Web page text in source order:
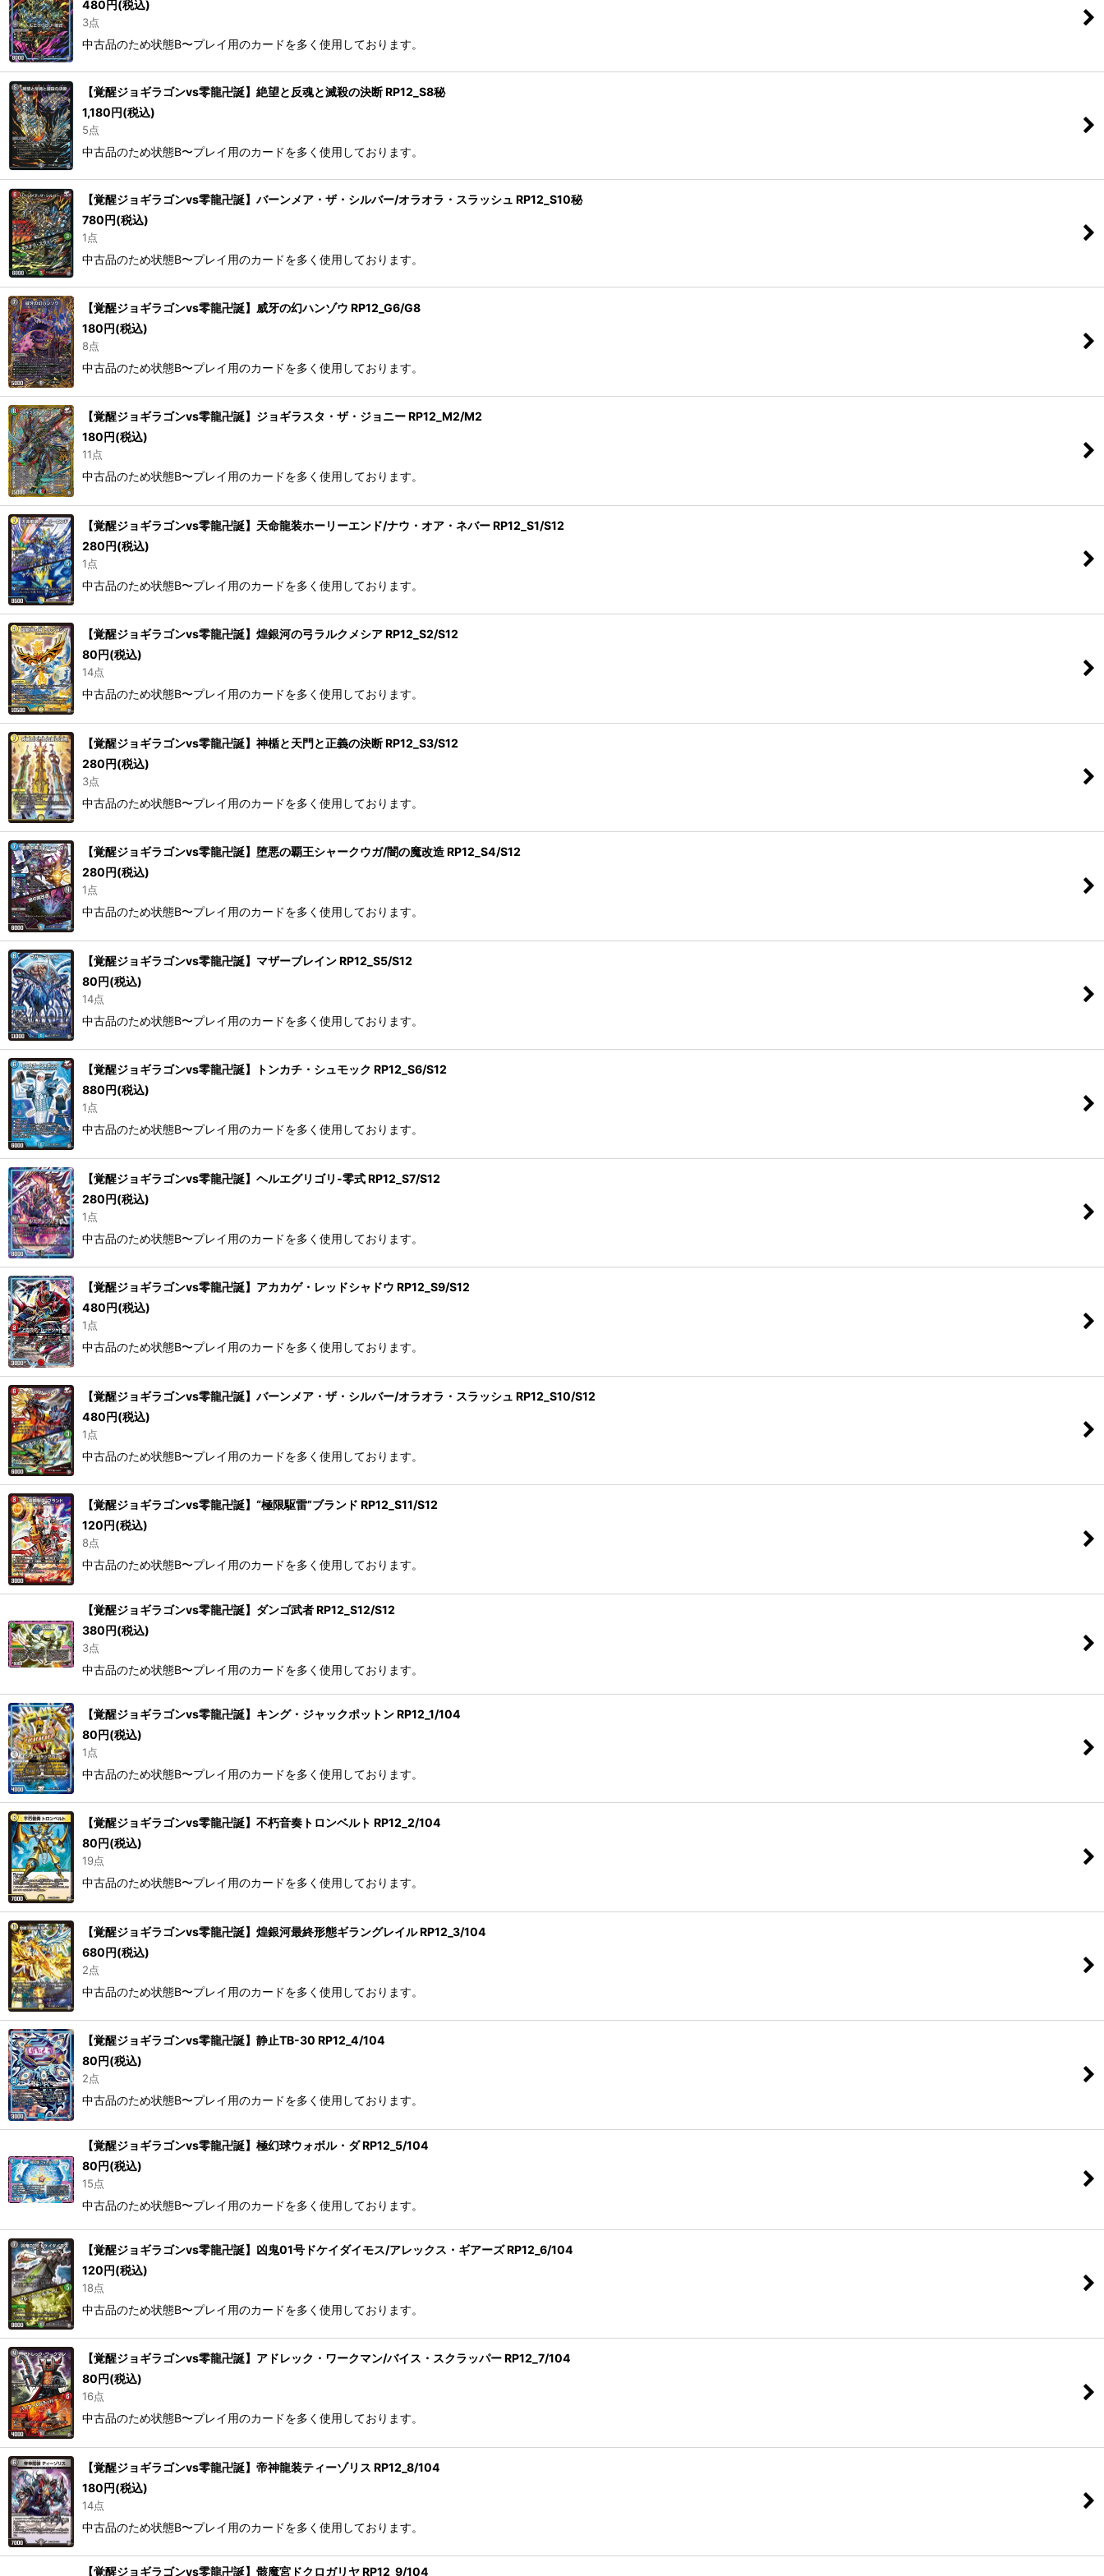
480円(税込)
3点
中古品のため状態B〜プレイ用のカードを多く使用しております。
【覚醒ジョギラゴンvs零龍卍誕】絶望と反魂と滅殺の決断 RP12_S8秘
1,180円(税込)
5点
中古品のため状態B〜プレイ用のカードを多く使用しております。
【覚醒ジョギラゴンvs零龍卍誕】バーンメア・ザ・シルバー/オラオラ・スラッシュ RP12_S10秘
780円(税込)
1点
中古品のため状態B〜プレイ用のカードを多く使用しております。
【覚醒ジョギラゴンvs零龍卍誕】威牙の幻ハンゾウ RP12_G6/G8
180円(税込)
8点
中古品のため状態B〜プレイ用のカードを多く使用しております。
【覚醒ジョギラゴンvs零龍卍誕】ジョギラスタ・ザ・ジョニー RP12_M2/M2
180 円(税込)
11点
中古品のため状態B〜プレイ用のカードを多く使用しております。
【覚醒ジョギラゴンvs零龍卍誕】天命龍装ホーリーエンド/ナウ・オア・ネバー RP12_S1/S12
280円(税込)
1点
中古品のため状態B〜プレイ用のカードを多く使用しております。
【覚醒ジョギラゴンvs零龍卍誕】煌銀河の弓ラルクメシア RP12_S2/S12
80 円(税込)
14点
中古品のため状態B〜プレイ用のカードを多く使用しております。
【覚醒ジョギラゴンvs零龍卍誕】神楯と天門と正義の決断 RP12_S3/S12
280円(税込)
3点
中古品のため状態B〜プレイ用のカードを多く使用しております。
【覚醒ジョギラゴンvs零龍卍誕】堕悪の覇王シャークウガ/闇の魔改造 RP12_S4/S12
280 円(税込)
1点
中古品のため状態B〜プレイ用のカードを多く使用しております。
【覚醒ジョギラゴンvs零龍卍誕】マザーブレイン RP12_S5/S12
80円(税込)
14点
中古品のため状態B〜プレイ用のカードを多く使用しております。
【覚醒ジョギラゴンvs零龍卍誕】トンカチ・シュモック RP12_S6/S12
880 円(税込)
1点
中古品のため状態B〜プレイ用のカードを多く使用しております。
【覚醒ジョギラゴンvs零龍卍誕】ヘルエグリゴリ-零式 RP12_S7/S12
280円(税込)
1点
中古品のため状態B〜プレイ用のカードを多く使用しております。
【覚醒ジョギラゴンvs零龍卍誕】アカカゲ・レッドシャドウ RP12_S9/S12
480 円(税込)
1点
中古品のため状態B〜プレイ用のカードを多く使用しております。
【覚醒ジョギラゴンvs零龍卍誕】バーンメア・ザ・シルバー/オラオラ・スラッシュ RP12_S10/S12
480円(税込)
1点
中古品のため状態B〜プレイ用のカードを多く使用しております。
【覚醒ジョギラゴンvs零龍卍誕】“極限駆雷”ブランド RP12_S11/S12
120 円(税込)
8点
中古品のため状態B〜プレイ用のカードを多く使用しております。
【覚醒ジョギラゴンvs零龍卍誕】ダンゴ武者 RP12_S12/S12
380円(税込)
3点
中古品のため状態B〜プレイ用のカードを多く使用しております。
【覚醒ジョギラゴンvs零龍卍誕】キング・ジャックポットン RP12_1/104
80円(税込)
1点
中古品のため状態B〜プレイ用のカードを多く使用しております。
【覚醒ジョギラゴンvs零龍卍誕】不朽音奏トロンベルト RP12_2/104
80 円(税込)
19点
中古品のため状態B〜プレイ用のカードを多く使用しております。
【覚醒ジョギラゴンvs零龍卍誕】煌銀河最終形態ギラングレイル RP12_3/104
680円(税込)
2点
中古品のため状態B〜プレイ用のカードを多く使用しております。
【覚醒ジョギラゴンvs零龍卍誕】静止TB-30 RP12_4/104
80 円(税込)
2点
中古品のため状態B〜プレイ用のカードを多く使用しております。
【覚醒ジョギラゴンvs零龍卍誕】極幻球ウォボル・ダ RP12_5/104
80円(税込)
15点
中古品のため状態B〜プレイ用のカードを多く使用しております。
【覚醒ジョギラゴンvs零龍卍誕】凶鬼01号ドケイダイモス/アレックス・ギアーズ RP12_6/104
120円(税込)
18点
中古品のため状態B〜プレイ用のカードを多く使用しております。
【覚醒ジョギラゴンvs零龍卍誕】アドレック・ワークマン/バイス・スクラッパー RP12_7/104
80 円(税込)
16点
中古品のため状態B〜プレイ用のカードを多く使用しております。
【覚醒ジョギラゴンvs零龍卍誕】帝神龍装ティーゾリス RP12_8/104
180円(税込)
14点
中古品のため状態B〜プレイ用のカードを多く使用しております。
【覚醒ジョギラゴンvs零龍卍誕】骸魔宮ドクロガリヤ RP12_9/104